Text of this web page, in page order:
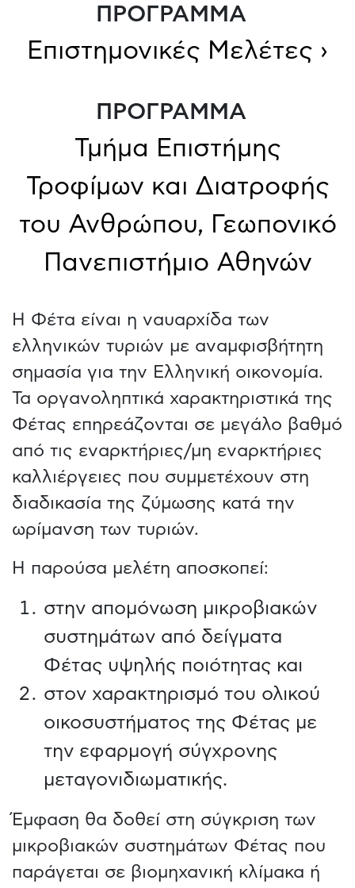
ΠΡΟΓΡΑΜΜΑ
Επιστημονικές Μελέτες ›
ΠΡΟΓΡΑΜΜΑ
Τμήμα Επιστήμης
Τροφίμων και Διατροφής
του Ανθρώπου, Γεωπονικό
Πανεπιστήμιο Αθηνών
Η Φέτα είναι η ναυαρχίδα των
ελληνικών τυριών με αναμφισβήτητη
σημασία για την Ελληνική οικονομία.
Τα οργανοληπτικά χαρακτηριστικά της
Φέτας επηρεάζονται σε μεγάλο βαθμό
από τις εναρκτήριες/μη εναρκτήριες
καλλιέργειες που συμμετέχουν στη
διαδικασία της ζύμωσης κατά την
ωρίμανση των τυριών.
Η παρούσα μελέτη αποσκοπεί:
στην απομόνωση μικροβιακών
συστημάτων από δείγματα
Φέτας υψηλής ποιότητας και
στον χαρακτηρισμό του ολικού
οικοσυστήματος της Φέτας με
την εφαρμογή σύγχρονης
μεταγονιδιωματικής.
Έμφαση θα δοθεί στη σύγκριση των
μικροβιακών συστημάτων Φέτας που
παράγεται σε βιομηχανική κλίμακα ή